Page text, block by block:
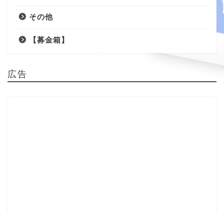
その他
【募金箱】
広告